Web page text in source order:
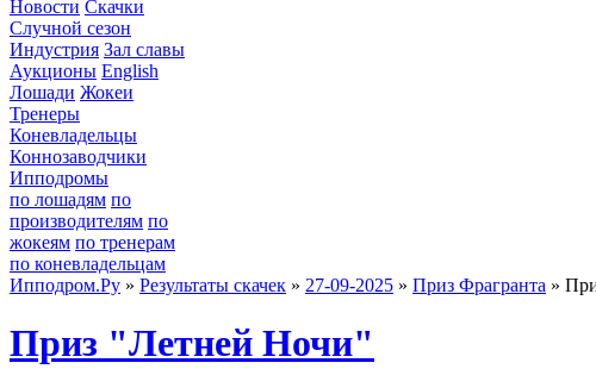
Новости Скачки
Случной сезон
Индустрия Зал славы
Аукционы English
Лошади Жокеи
Тренеры
Коневладельцы
Коннозаводчики
Ипподромы
по лошадям по
производителям по
жокеям по тренерам
по коневладельцам
Ипподром.Ру » Результаты скачек » 27-09-2025 » Приз Фрагранта »
Приз "Летней Ночи"